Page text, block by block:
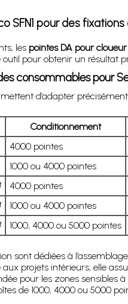
SFN1 pour des
les pointes DA pour cloueur
pour obtenir un résultat
consommables pour
d’adapter
Conditionnement
4000 pointes
1000 ou 4000 pointes
4000 pointes
1000 ou 4000 pointes
1000, 4000 ou 5000 pointes
sont dédiées à
projets intérieurs, elle
pour les zones sensibles à
de 1000, 4000 ou 5000